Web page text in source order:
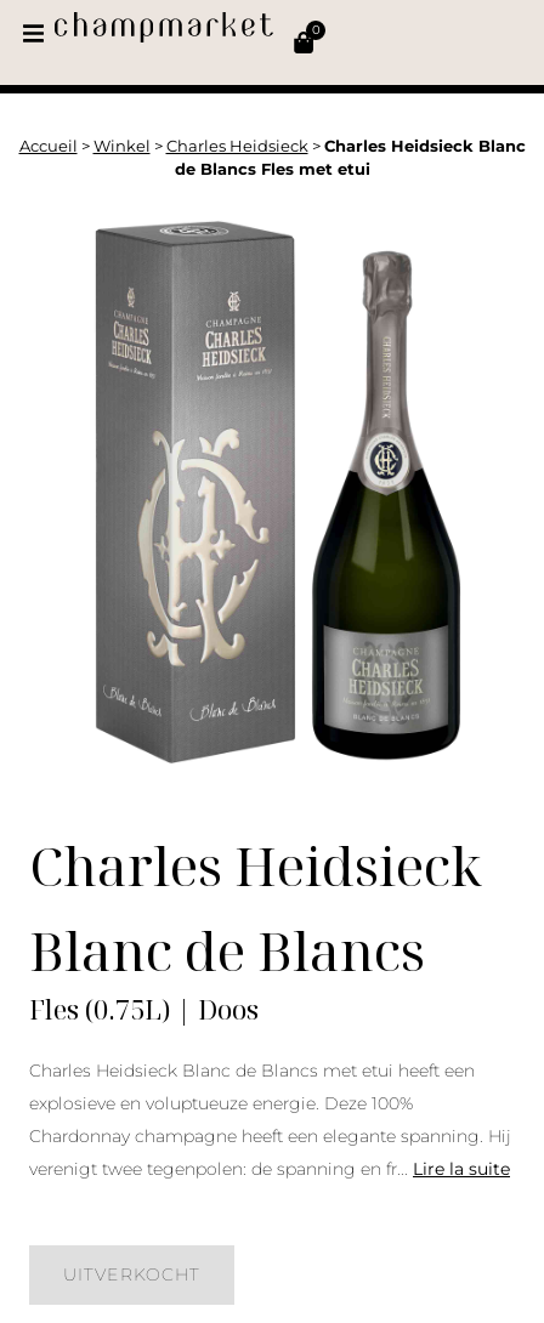
0
Accueil > Winkel > Charles Heidsieck > Charles Heidsieck Blanc
de Blancs Fles met etui
Charles Heidsieck
Blanc de Blancs
Fles (0.75L) | Doos
Charles Heidsieck Blanc de Blancs met etui heeft een
explosieve en voluptueuze energie. Deze 100%
Chardonnay champagne heeft een elegante spanning. Hij
verenigt twee tegenpolen: de spanning en fr
Lire la suite
UITVERKOCHT